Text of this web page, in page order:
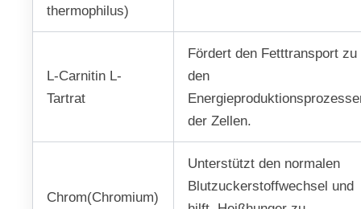
thermophilus)
L-Carnitin L-
Tartrat
Fördert den Fetttransport zu
den
der Zellen.
Chrom(Chromium)
Unterstützt den normalen
Blutzuckerstoffwechsel und